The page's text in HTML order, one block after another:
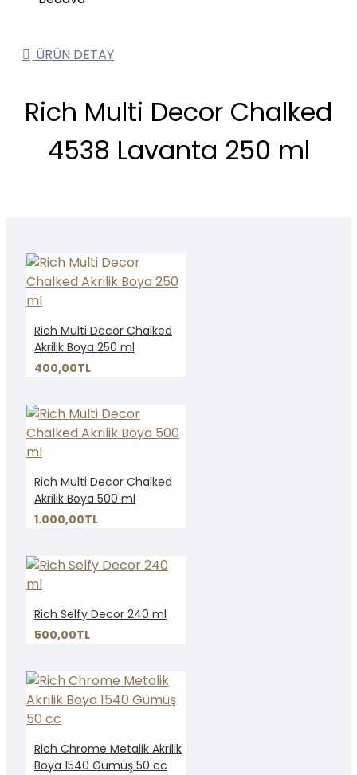
ÜRÜN DETAY
Rich Multi Decor Chalked
4538 Lavanta 250 ml
Rich Multi Decor Chalked
Akrilik Boya 250 ml
400,00TL
Rich Multi Decor Chalked
Akrilik Boya 500 ml
1.000,00TL
Rich Selfy Decor 240 ml
500,00TL
Rich Chrome Metalik Akrilik
Boya 1540 Gümüş 50 cc